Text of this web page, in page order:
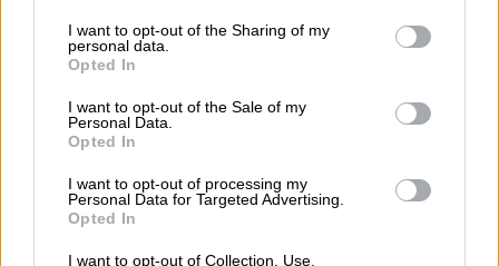
not limited to your visit or usage behaviour. You may click to
grant or deny consent to Google and its third-party tags to
use your data for below specified purposes in below Google
consent section.
I want to opt-out of the Sharing of my
personal data.
Opted In
I want to opt-out of the Sale of my
Personal Data.
Opted In
I want to opt-out of processing my
Personal Data for Targeted Advertising.
Opted In
I want to opt-out of Collection, Use,
καταλήξει σε συμφωνία, ο Τραμπ δήλωσε
στην εκπομπή «Meet the Press» του NBC
News: «Επειδή είναι ισχυροί. Είναι
περήφανοι. Έχουν αντιμετωπίσει πολύ
αδύναμη και αναποτελεσματική ηγεσία εκ
μέρους των Ηνωμένων Πολιτειών και άλλων
χωρών... που τους επέτρεψε να τη